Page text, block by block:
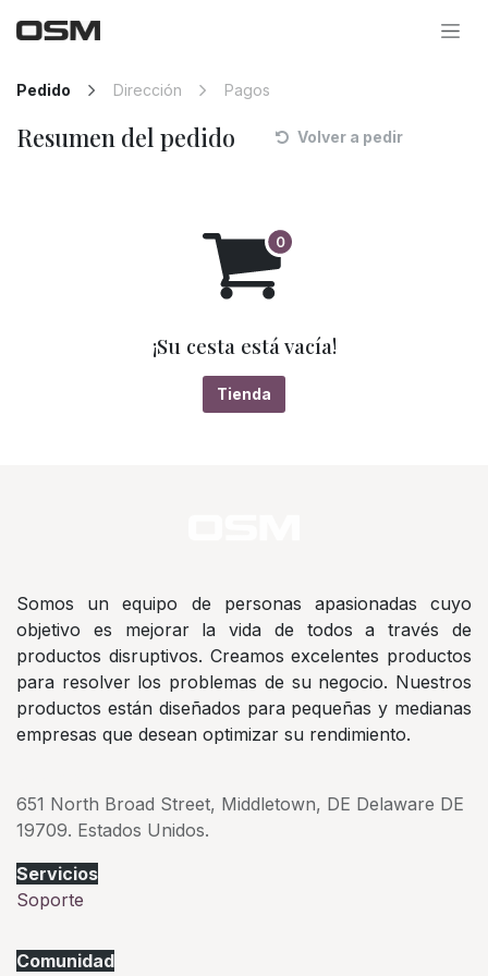
Pedido Dirección Pagos
Resumen del pedido Volver a pedir
¡Su cesta está vacía!
Tienda
Somos un equipo de personas apasionadas cuyo
objetivo es mejorar la vida de todos a través de
productos disruptivos. Creamos excelentes productos
para resolver los problemas de su negocio. Nuestros
productos están diseñados para pequeñas y medianas
empresas que desean optimizar su rendimiento.
651 North Broad Street, Middletown, DE Delaware DE
19709. Estados Unidos.
Servicios
Soporte
Comunidad